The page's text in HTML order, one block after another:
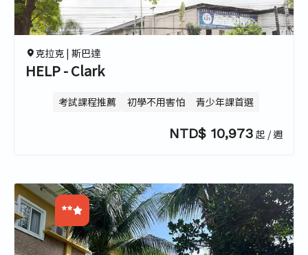
0.0
0.0
克拉克 | 斯巴達
HELP - Clark
考試課程推薦 初學不用害怕 青少年課首選
NTD$ 10,973 起 / 週
**
0.0